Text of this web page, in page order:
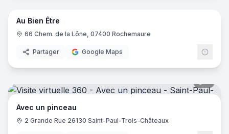
Au Bien Être
66 Chem. de la Lône, 07400 Rochemaure
Partager Google Maps
Avec un pinceau
2 Grande Rue 26130 Saint-Paul-Trois-Châteaux‎